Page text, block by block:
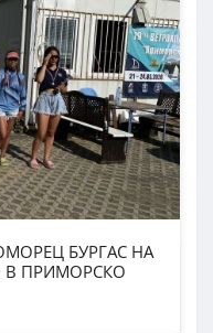
БУРГАС НА
В ПРИМОРСКО